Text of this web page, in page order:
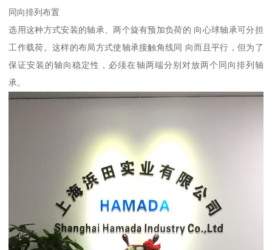
同向排列布置
选用这种方式安装的轴承、两个旋有预加负荷的 向心球轴承可分担
工作载荷。这样的布局方式使轴承接触角线同 向而且平行，但为了
保证安装的轴向稳定性，必须在轴两端分别对放两个同向排列轴
承。